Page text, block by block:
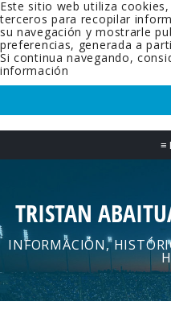
Este sitio web utiliza
terceros para recopilar
su navegación y mostrarle
preferencias, generada a
Si continua navegando,
información
≡
TRISTAN
INFORMACIÓN,